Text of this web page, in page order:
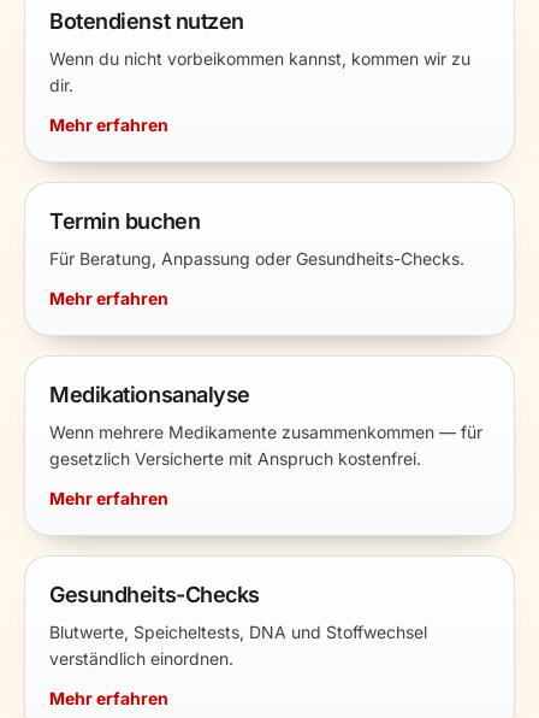
Botendienst nutzen
Wenn du nicht vorbeikommen kannst, kommen wir zu
dir.
Mehr erfahren
Termin buchen
Für Beratung, Anpassung oder Gesundheits-Checks.
Mehr erfahren
Medikationsanalyse
Wenn mehrere Medikamente zusammenkommen — für
gesetzlich Versicherte mit Anspruch kostenfrei.
Mehr erfahren
Gesundheits-Checks
Blutwerte, Speicheltests, DNA und Stoffwechsel
verständlich einordnen.
Mehr erfahren